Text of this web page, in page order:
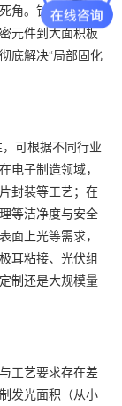
角。针对不同尺
元件到大面积板
底解决“局部固化
可根据不同行业
电子制造领域，
封装等工艺；在
等洁净度与安全
面上光等需求，
耳粘接、光伏组
制还是大规模量
工艺要求存在差
发光面积（从小